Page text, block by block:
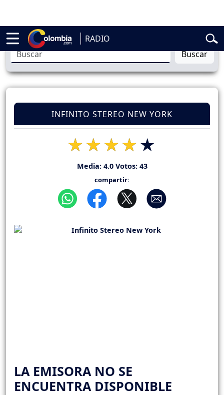
RADIO
de la Espriella Vuelta a Colombia
Buscar
INFINITO STEREO NEW YORK
Media: 4.0Votos: 43
compartir:
LA EMISORA NO SE
ENCUENTRA DISPONIBLE